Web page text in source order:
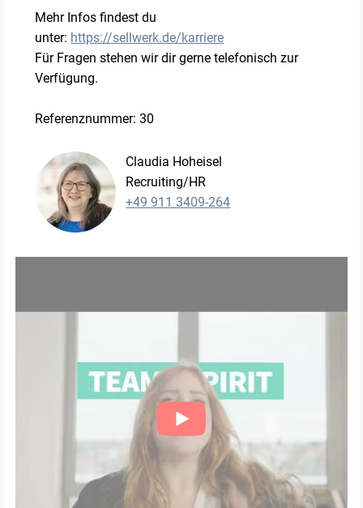
Mehr Infos findest du
unter: https://sellwerk.de/karriere
Für Fragen stehen wir dir gerne telefonisch zur
Verfügung.
Referenznummer: 30
Claudia Hoheisel
Recruiting/HR
+49 911 3409-264